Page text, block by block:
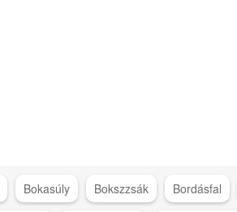
Bokasúly Bokszzsák Bordásfal